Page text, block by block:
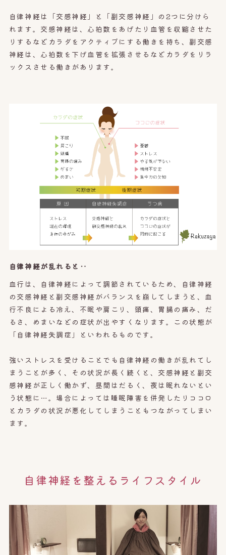
自律神経は「交感神経」と「副交感神経」の2つに分けら
れます。交感神経は、心拍数をあげたり血管を収縮させた
りするなどカラダをアクティブにする働きを持ち、副交感
神経は、心拍数を下げ血管を拡張させるなどカラダをリラ
ックスさせる働きがあります。
自律神経が乱れると‥
血行は、自律神経によって調節されているため、自律神経
の交感神経と副交感神経がバランスを崩してしまうと、血
行不良による冷え、不眠や肩こり、頭痛、胃腸の痛み、だ
るさ、めまいなどの症状が出やすくなります。この状態が
「自律神経失調症」といわれるものです。
強いストレスを受けることでも自律神経の働きが乱れてし
まうことが多く、その状況が長く続くと、交感神経と副交
感神経が正しく働かず、昼間はだるく、夜は眠れないとい
う状態に…。場合によっては睡眠障害を併発したりココロ
とカラダの状況が悪化してしまうこともつながってしまい
ます。
自律神経を整えるライフスタイル